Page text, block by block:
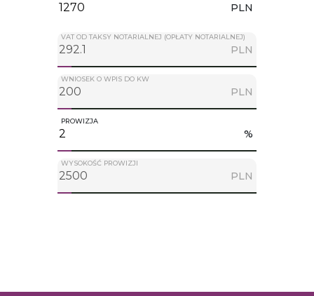
PLN
VAT OD TAKSY NOTARIALNEJ (OPŁATY NOTARIALNEJ)
PLN
WNIOSEK O WPIS DO KW
PLN
PROWIZJA
%
WYSOKOŚĆ PROWIZJI
PLN